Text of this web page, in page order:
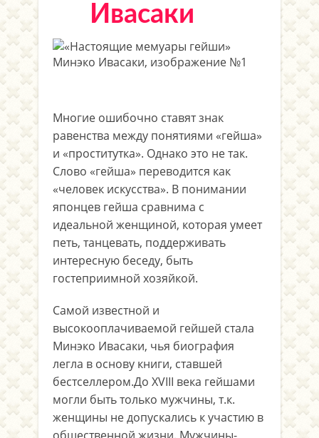
Ивасаки
Многие ошибочно ставят знак
равенства между понятиями «гейша»
и «проститутка». Однако это не так.
Слово «гейша» переводится как
«человек искусства». В понимании
японцев гейша сравнима с
идеальной женщиной, которая умеет
петь, танцевать, поддерживать
интересную беседу, быть
гостеприимной хозяйкой.
Самой известной и
высокооплачиваемой гейшей стала
Минэко Ивасаки, чья биография
легла в основу книги, ставшей
бестселлером.До XVIII века гейшами
могли быть только мужчины, т.к.
женщины не допускались к участию в